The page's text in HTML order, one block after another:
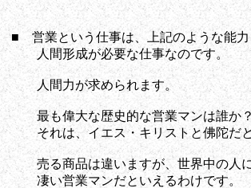
■ 営業という仕事は、上記のような能力
人間形成が必要な仕事なのです。
人間力が求められます。
最も偉大な歴史的な営業マンは誰か
それは、イエス・キリストと佛陀だと
売る商品は違いますが、世界中の人に
凄い営業マンだといえるわけです。